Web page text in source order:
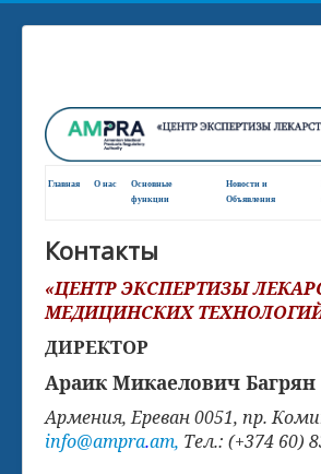
Главная О нас
Основные
функции
Новости и
Oбъявления
Контакты
«ЦЕНТР ЭКСПЕРТИЗЫ
МЕДИЦИНСКИХ
ДИРЕКТОР
Араик Микаелович Багрян
Армения, Ереван 0051, пр.
info@ampra.am, Тел.: (+374 60)